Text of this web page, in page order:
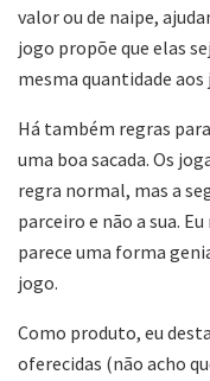
valor ou de naipe,
jogo propõe que elas
mesma quantidade aos
Há também regras
uma boa sacada. Os
regra normal, mas a
parceiro e não a sua.
parece uma forma
jogo.
Como produto, eu
oferecidas (não acho